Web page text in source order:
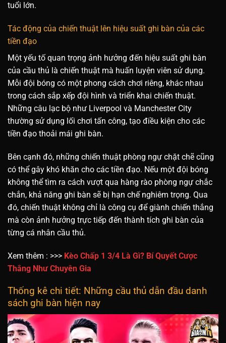
tuổi lớn.
Tác động của chiến thuật lên hiệu suất ghi bàn của các
tiền đạo
Một yếu tố quan trọng ảnh hưởng đến hiệu suất ghi bàn
của cầu thủ là chiến thuật mà huấn luyện viên sử dụng.
Mỗi đội bóng có một phong cách chơi riêng, khác nhau
trong cách sắp xếp đội hình và triển khai chiến thuật.
Những câu lạc bộ như Liverpool và Manchester City
thường sử dụng lối chơi tấn công, tạo điều kiện cho các
tiền đạo thoải mái ghi bàn.
Bên cạnh đó, những chiến thuật phòng ngự chặt chẽ cũng
có thể gây khó khăn cho các tiền đạo. Nếu một đội bóng
không thể tìm ra cách vượt qua hàng rào phòng ngự chắc
chắn, khả năng ghi bàn sẽ bị hạn chế nghiêm trọng. Qua
đó, chiến thuật không chỉ là công cụ để giành chiến thắng
mà còn ảnh hưởng trực tiếp đến thành tích ghi bàn của
từng cá nhân cầu thủ.
Xem thêm : >>> Kèo Chấp 1 3/4 Là Gì? Bí Quyết Cược
Thắng Như Chuyên Gia
Thống kê chi tiết: Những cầu thủ dẫn đầu danh
sách ghi bàn hiện nay